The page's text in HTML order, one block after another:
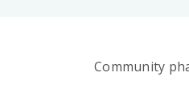
Community